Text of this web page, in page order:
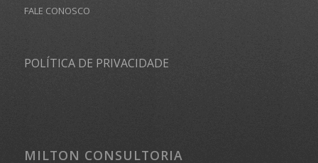
FALE CONOSCO
POLÍTICA DE PRIVACIDADE
MILTON CONSULTORIA